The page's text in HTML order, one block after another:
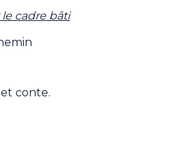
cadre bâti
conte.